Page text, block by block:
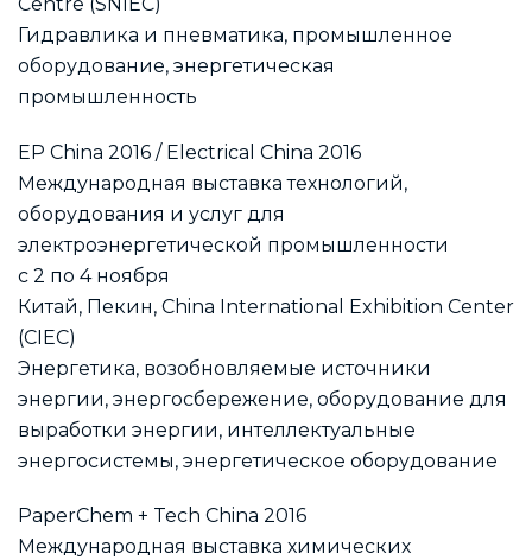
Centre (SNIEC)
Гидравлика и пневматика, промышленное
оборудование, энергетическая
промышленность
EP China 2016 / Electrical China 2016
Международная выставка технологий,
оборудования и услуг для
электроэнергетической промышленности
с 2 по 4 ноября
Китай, Пекин, China International Exhibition Center
(CIEC)
Энергетика, возобновляемые источники
энергии, энергосбережение, оборудование для
выработки энергии, интеллектуальные
энергосистемы, энергетическое оборудование
PaperChem + Tech China 2016
Международная выставка химических